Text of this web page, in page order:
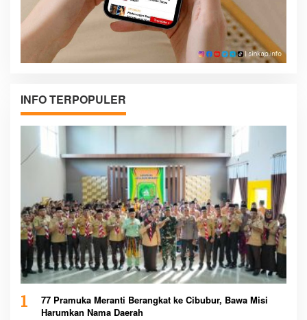
INFO TERPOPULER
1
77 Pramuka Meranti Berangkat ke Cibubur, Bawa Misi
Harumkan Nama Daerah